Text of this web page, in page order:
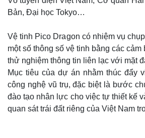
Bản, Đại học Tokyo…
Vệ tinh Pico Dragon có nhiệm vụ
một số thông số vệ tinh bằng các cảm
thử nghiệm thông tin liên lạc với mặt
Mục tiêu của dự án nhằm thúc đẩy
công nghệ vũ trụ, đặc biệt là bước
đào tạo nhân lực cho việc tự thiết kế
quan sát trái đất riêng của Việt Nam